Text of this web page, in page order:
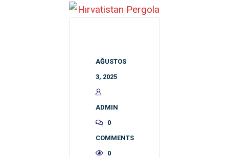
AĞUSTOS
3, 2025
ADMIN
0
COMMENTS
0